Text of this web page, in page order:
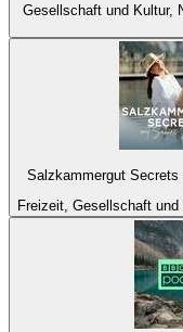
Gesellschaft und Kultur,
Salzkammergut
Freizeit, Gesellschaft